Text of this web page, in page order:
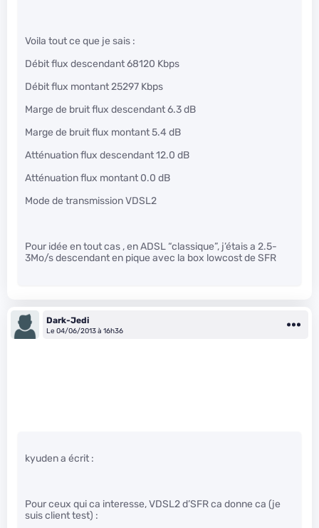
Voila tout ce que je sais :
Débit flux descendant 68120 Kbps
Débit flux montant 25297 Kbps
Marge de bruit flux descendant 6.3 dB
Marge de bruit flux montant 5.4 dB
Atténuation flux descendant 12.0 dB
Atténuation flux montant 0.0 dB
Mode de transmission VDSL2
Pour idée en tout cas , en ADSL “classique”, j’étais a 2.5-
3Mo/s descendant en pique avec la box lowcost de SFR
Dark-Jedi
Le 04/06/2013 à 16h36
kyuden a écrit :
Pour ceux qui ca interesse, VDSL2 d’SFR ca donne ca (je
suis client test) :